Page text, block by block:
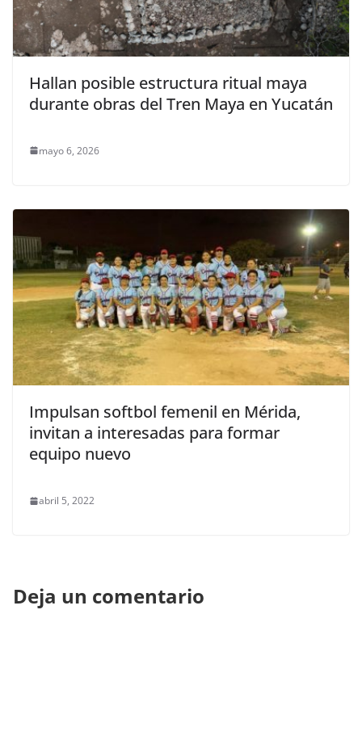
Hallan posible estructura ritual maya
durante obras del Tren Maya en Yucatán
mayo 6, 2026
Impulsan softbol femenil en Mérida,
invitan a interesadas para formar
equipo nuevo
abril 5, 2022
Deja un comentario